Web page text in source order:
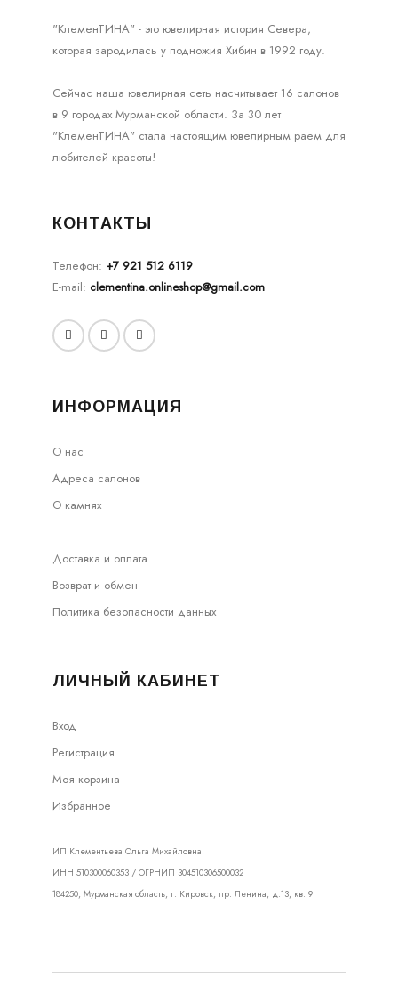
"КлеменТИНА" - это ювелирная история Севера,
которая зародилась у подножия Хибин в 1992 году.
Сейчас наша ювелирная сеть насчитывает 16 салонов
в 9 городах Мурманской области. За 30 лет
"КлеменТИНА" стала настоящим ювелирным раем для
любителей красоты!
КОНТАКТЫ
Телефон: +7 921 512 6119
E-mail: clementina.onlineshop@gmail.com
ИНФОРМАЦИЯ
О нас
Адреса салонов
О камнях
Доставка и оплата
Возврат и обмен
Политика безопасности данных
ЛИЧНЫЙ КАБИНЕТ
Вход
Регистрация
Моя корзина
Избранное
ИП Клементьева Ольга Михайловна.
ИНН 510300060353 / ОГРНИП 304510306500032
184250, Мурманская область, г. Кировск, пр. Ленина, д.13, кв. 9